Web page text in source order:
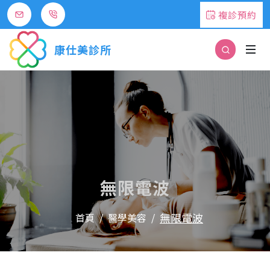
複診預約
康仕美診所
無限電波
首頁 醫學美容 無限電波